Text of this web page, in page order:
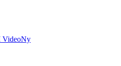
VideoNy